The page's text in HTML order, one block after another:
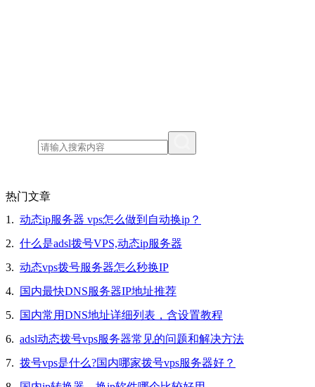
热门文章
1. 动态ip服务器 vps怎么做到自动换ip？
2. 什么是adsl拨号VPS,动态ip服务器
3. 动态vps拨号服务器怎么秒换IP
4.
国内最快DNS服务器IP地址推荐
5.
国内常用DNS地址详细列表，含设置教程
6. adsl动态拨号vps服务器常见的问题和解决方法
7. 拨号vps是什么?国内哪家拨号vps服务器好？